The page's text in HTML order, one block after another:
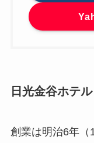
日光金谷ホテ
創業は明治6年（